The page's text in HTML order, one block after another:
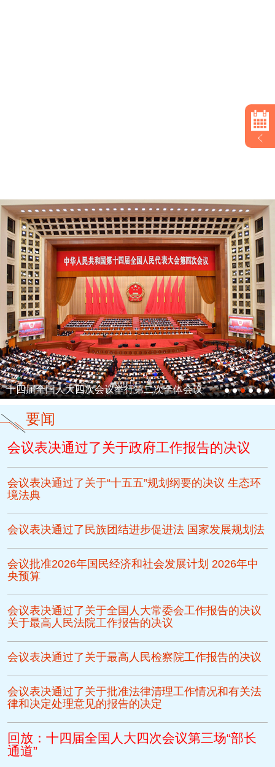
十四届全国人大四次会议举行第二次全体会议
要闻
会议表决通过了关于政府工作报告的决议
会议表决通过了关于“十五五”规划纲要的决议 生态环
境法典
会议表决通过了民族团结进步促进法 国家发展规划法
会议批准2026年国民经济和社会发展计划 2026年中
央预算
会议表决通过了关于全国人大常委会工作报告的决议
关于最高人民法院工作报告的决议
会议表决通过了关于最高人民检察院工作报告的决议
会议表决通过了关于批准法律清理工作情况和有关法
律和决定处理意见的报告的决定
回放：十四届全国人大四次会议第三场“部长
通道”